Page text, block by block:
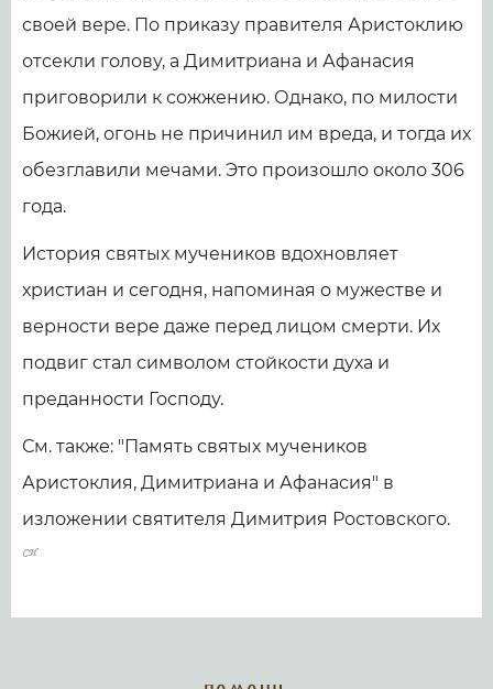
своей вере. По приказу правителя Аристоклию
отсекли голову, а Димитриана и Афанасия
приговорили к сожжению. Однако, по милости
Божией, огонь не причинил им вреда, и тогда их
обезглавили мечами. Это произошло около 306
года.
История святых мучеников вдохновляет
христиан и сегодня, напоминая о мужестве и
верности вере даже перед лицом смерти. Их
подвиг стал символом стойкости духа и
преданности Господу.
См. также: "Память святых мучеников
Аристоклия, Димитриана и Афанасия" в
изложении святителя Димитрия Ростовского.